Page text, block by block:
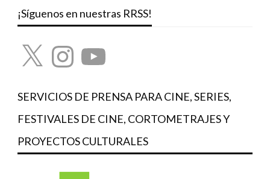
¡Síguenos en nuestras RRSS!
X InstagramYouTube
SERVICIOS DE PRENSA PARA CINE, SERIES,
FESTIVALES DE CINE, CORTOMETRAJES Y
PROYECTOS CULTURALES